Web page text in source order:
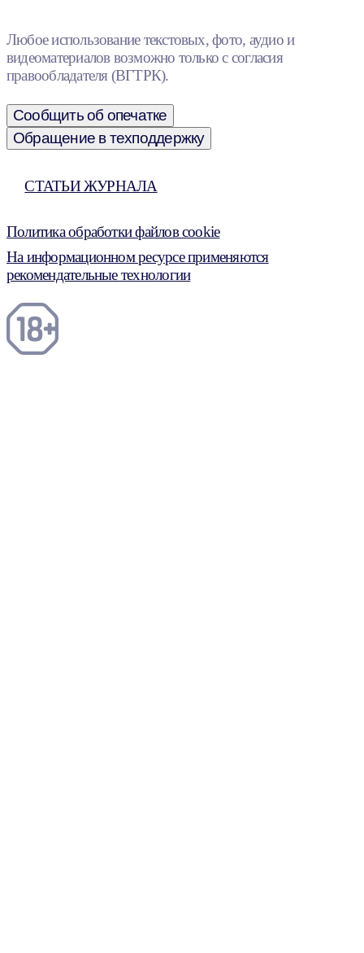
Любое использование текстовых, фото, аудио и
видеоматериалов возможно только с согласия
правообладателя (ВГТРК).
Сообщить об опечатке
Обращение в техподдержку
СТАТЬИ ЖУРНАЛА
Политика обработки файлов cookie
На информационном ресурсе применяются
рекомендательные технологии